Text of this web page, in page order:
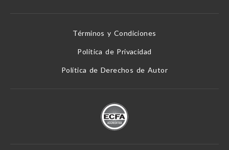
Términos y Condiciones
Política de Privacidad
Política de Derechos de Autor